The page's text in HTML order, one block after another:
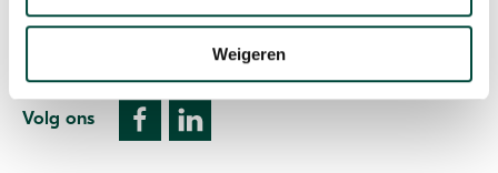
Weigeren
T: 085 073 33 00
info@bewegenwerkt.nl
Volg ons